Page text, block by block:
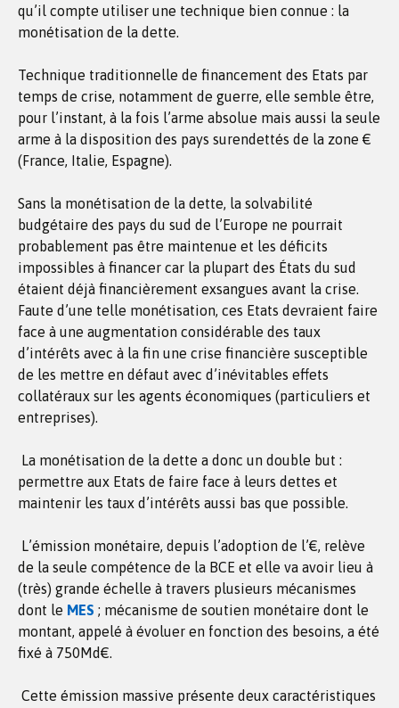
qu’il compte utiliser une technique bien connue : la
monétisation de la dette.
Technique traditionnelle de financement des Etats par
temps de crise, notamment de guerre, elle semble être,
pour l’instant, à la fois l’arme absolue mais aussi la seule
arme à la disposition des pays surendettés de la zone €
(France, Italie, Espagne).
Sans la monétisation de la dette, la solvabilité
budgétaire des pays du sud de l’Europe ne pourrait
probablement pas être maintenue et les déficits
impossibles à financer car la plupart des États du sud
étaient déjà financièrement exsangues avant la crise.
Faute d’une telle monétisation, ces Etats devraient faire
face à une augmentation considérable des taux
d’intérêts avec à la fin une crise financière susceptible
de les mettre en défaut avec d’inévitables effets
collatéraux sur les agents économiques (particuliers et
entreprises).
La monétisation de la dette a donc un double but :
permettre aux Etats de faire face à leurs dettes et
maintenir les taux d’intérêts aussi bas que possible.
L’émission monétaire, depuis l’adoption de l’€, relève
de la seule compétence de la BCE et elle va avoir lieu à
(très) grande échelle à travers plusieurs mécanismes
dont le MES ; mécanisme de soutien monétaire dont le
montant, appelé à évoluer en fonction des besoins, a été
fixé à 750Md€.
Cette émission massive présente deux caractéristiques